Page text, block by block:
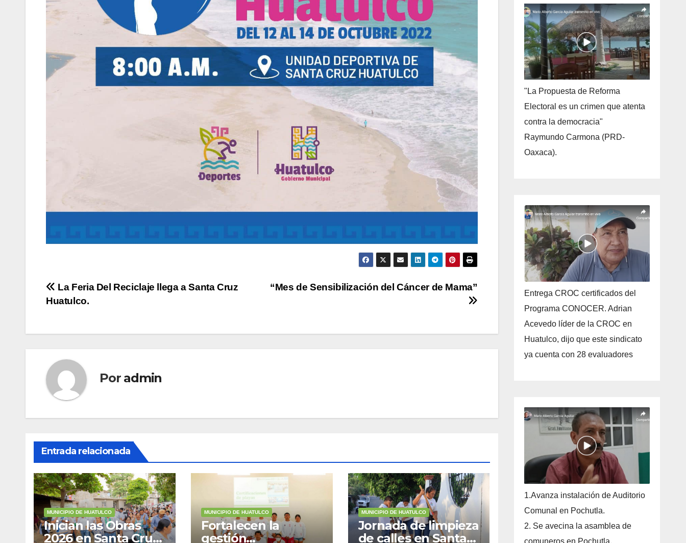
Navegación
entradas
“Mes de Sensibilización del Cáncer de Mama”
La Feria Del Reciclaje llega a Santa Cruz
Huatulco.
Por admin
Entrada relacionada
MUNICIPIO DE HUATULCO
Inician las Obras
2026 en Santa Cruz
MUNICIPIO DE HUATULCO
Fortalecen la
gestión
MUNICIPIO DE HUATULCO
Jornada de limpieza
de calles en Santa
"La Propuesta de Reforma
Electoral es un crimen que atenta
contra la democracia"
Raymundo Carmona (PRD-
Oaxaca).
Entrega CROC certificados del
Programa CONOCER. Adrian
Acevedo líder de la CROC en
Huatulco, dijo que este sindicato
ya cuenta con 28 evaluadores
1.Avanza instalación de Auditorio
Comunal en Pochutla.
2. Se avecina la asamblea de